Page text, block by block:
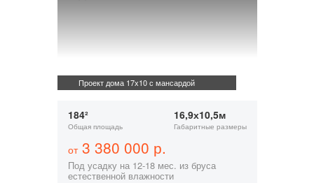
Проект дома 17х10 с мансардой
184²
Общая площадь
16,9х10,5м
Габаритные размеры
от3 380 000 р.
Под усадку на 12-18 мес. из бруса
естественной влажности